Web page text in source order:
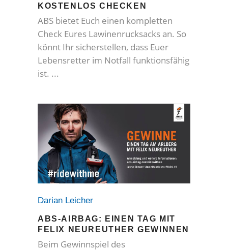
KOSTENLOS CHECKEN
ABS bietet Euch einen kompletten
Check Eures Lawinenrucksacks an. So
könnt Ihr sicherstellen, dass Euer
Lebensretter im Notfall funktionsfähig
ist.
Darian Leicher
ABS-AIRBAG: EINEN TAG MIT
FELIX NEUREUTHER GEWINNEN
Beim Gewinnspiel des